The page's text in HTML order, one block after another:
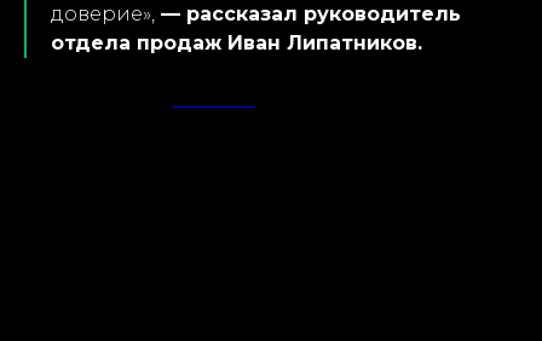
доверие», — рассказал руководитель
отдела продаж Иван Липатников.